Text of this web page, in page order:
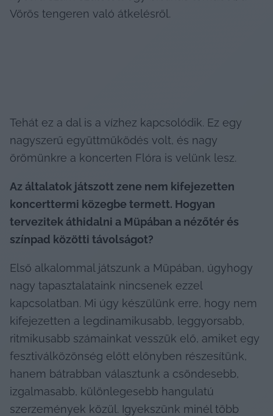
Vörös tengeren való átkelésről.
Tehát ez a dal is a vízhez kapcsolódik. Ez egy
nagyszerű együttműködés volt, és nagy
örömünkre a koncerten Flóra is velünk lesz.
Az általatok játszott zene nem kifejezetten
koncerttermi közegbe termett. Hogyan
tervezitek áthidalni a Müpában a nézőtér és
színpad közötti távolságot?
Első alkalommal játszunk a Müpában, úgyhogy
nagy tapasztalataink nincsenek ezzel
kapcsolatban. Mi úgy készülünk erre, hogy nem
kifejezetten a legdinamikusabb, leggyorsabb,
ritmikusabb számainkat vesszük elő, amiket egy
fesztiválközönség előtt előnyben részesítünk,
hanem bátrabban választunk a csöndesebb,
izgalmasabb, különlegesebb hangulatú
szerzemények közül. Igyekszünk minél több